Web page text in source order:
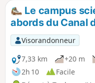
Le campus
abords du Canal
Visorandonneur
7,33 km
+20 m
2h 10
Facile